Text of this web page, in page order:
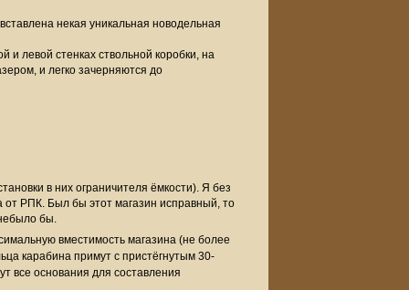
некая уникальная новодельная
левой стенках ствольной коробки, на
и легко зачерняются до
в них ограничителя ёмкости). Я без
от РПК. Был бы этот магазин исправный, то
бы.
вместимость магазина (не более
карабина примут с пристёгнутым 30-
все основания для составления